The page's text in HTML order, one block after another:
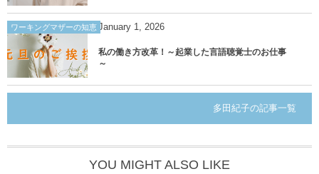
ワーキングマザーの知恵 January 1, 2026
私の働き方改革！～起業した言語聴覚士のお仕事
～
多田紀子の記事一覧
YOU MIGHT ALSO LIKE